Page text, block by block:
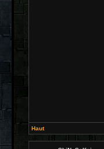
Haut